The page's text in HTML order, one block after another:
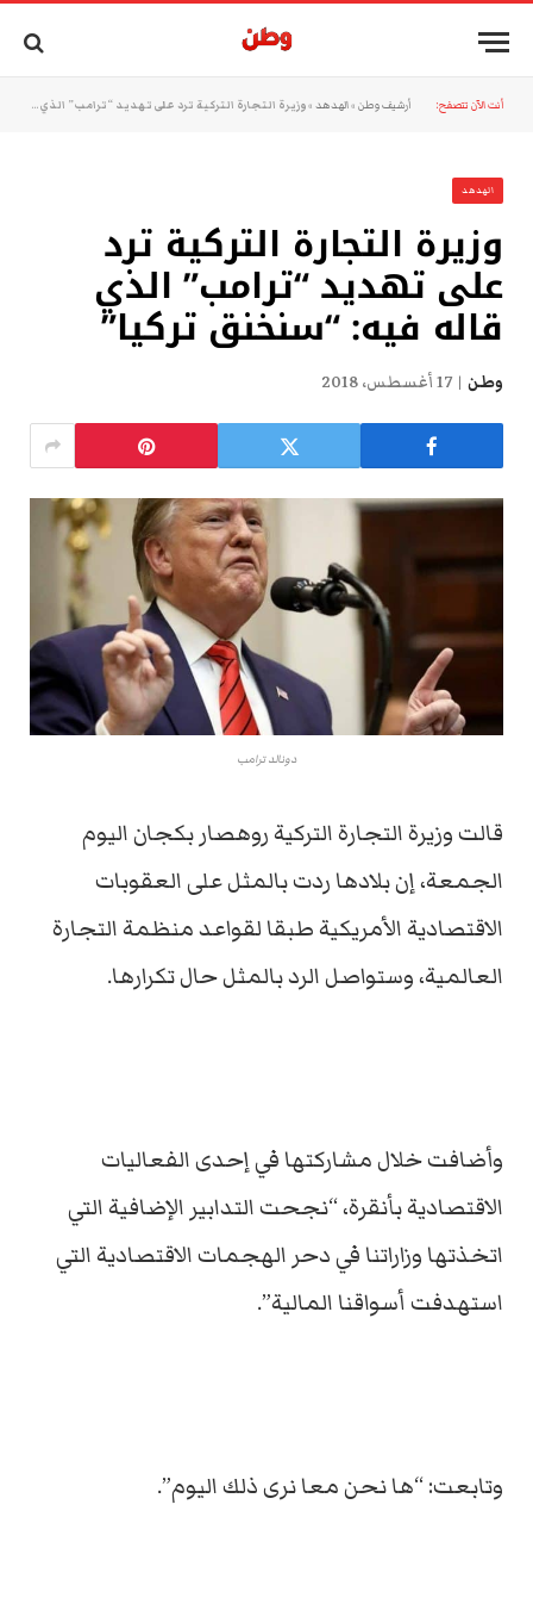
أنت الآن تتصفح: أرشيف وطن »الهدهد »وزيرة التجارة التركية ترد على تهديد “ترامب” الذي قاله فيه: “سنخنق تركيا”
الهدهد
وزيرة التجارة التركية ترد
على تهديد “ترامب” الذي
قاله فيه: “سنخنق تركيا”
وطن 17 أغسطس، 2018
دونالد ترامب
قالت وزيرة التجارة التركية روهصار بكجان اليوم
الجمعة، إن بلادها ردت بالمثل على العقوبات
الاقتصادية الأمريكية طبقا لقواعد منظمة التجارة
العالمية، وستواصل الرد بالمثل حال تكرارها.
وأضافت خلال مشاركتها في إحدى الفعاليات
الاقتصادية بأنقرة، “نجحت التدابير الإضافية التي
اتخذتها وزاراتنا في دحر الهجمات الاقتصادية التي
استهدفت أسواقنا المالية”.
وتابعت: “ها نحن معا نرى ذلك اليوم”.